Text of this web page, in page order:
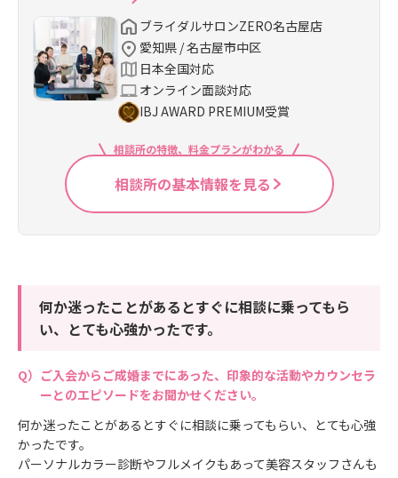
ブライダルサロンZERO名古屋店
愛知県 / 名古屋市中区
日本全国対応
オンライン面談対応
IBJ AWARD PREMIUM受賞
相談所の特徴、料金プランがわかる
相談所の基本情報を見る
何か迷ったことがあるとすぐに相談に乗ってもら
い、とても心強かったです。
ご入会からご成婚までにあった、印象的な活動やカウンセラ
ーとのエピソードをお聞かせください。
何か迷ったことがあるとすぐに相談に乗ってもらい、とても心強
かったです。
パーソナルカラー診断やフルメイクもあって美容スタッフさんも